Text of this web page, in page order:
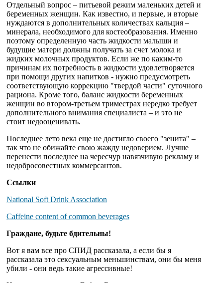
Отдельный вопрос – питьевой режим маленьких детей и
беременных женщин. Как известно, и первые, и вторые
нуждаются в дополнительных количествах кальция –
минерала, необходимого для костеобразования. Именно
поэтому определенную часть жидкости малыши и
будущие матери должны получать за счет молока и
жидких молочных продуктов. Если же по каким-то
причинам их потребность в жидкости удовлетворяется
при помощи других напитков - нужно предусмотреть
соответствующую коррекцию "твердой части" суточного
рациона. Кроме того, баланс жидкости беременных
женщин во втором-третьем триместрах нередко требует
дополнительного внимания специалиста – и это не
стоит недооценивать.
Последнее лето века еще не достигло своего "зенита" –
так что не обижайте свою жажду недоверием. Лучше
перенести последнее на чересчур навязчивую рекламу и
недобросовестных коммерсантов.
Ссылки
National Soft Drink Association
Caffeine content of common beverages
Граждане, будьте бдительны!
Вот я вам все про СПИД рассказала, а если бы я
рассказала это сексуальным меньшинствам, они бы меня
убили - они ведь такие агрессивные!